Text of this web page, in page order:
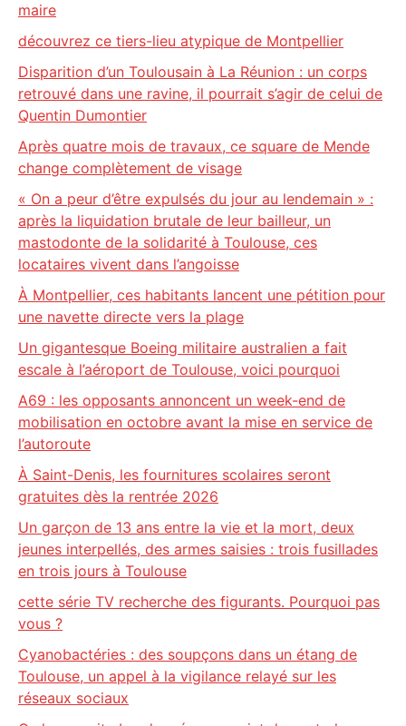
maire
découvrez ce tiers-lieu atypique de Montpellier
Disparition d’un Toulousain à La Réunion : un corps
retrouvé dans une ravine, il pourrait s’agir de celui de
Quentin Dumontier
Après quatre mois de travaux, ce square de Mende
change complètement de visage
« On a peur d’être expulsés du jour au lendemain » :
après la liquidation brutale de leur bailleur, un
mastodonte de la solidarité à Toulouse, ces
locataires vivent dans l’angoisse
À Montpellier, ces habitants lancent une pétition pour
une navette directe vers la plage
Un gigantesque Boeing militaire australien a fait
escale à l’aéroport de Toulouse, voici pourquoi
A69 : les opposants annoncent un week-end de
mobilisation en octobre avant la mise en service de
l’autoroute
À Saint-Denis, les fournitures scolaires seront
gratuites dès la rentrée 2026
Un garçon de 13 ans entre la vie et la mort, deux
jeunes interpellés, des armes saisies : trois fusillades
en trois jours à Toulouse
cette série TV recherche des figurants. Pourquoi pas
vous ?
Cyanobactéries : des soupçons dans un étang de
Toulouse, un appel à la vigilance relayé sur les
réseaux sociaux